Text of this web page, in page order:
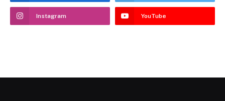
Instagram YouTube